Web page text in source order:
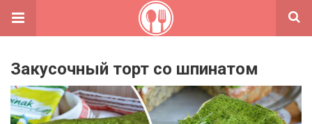
Закусочный торт со шпинатом